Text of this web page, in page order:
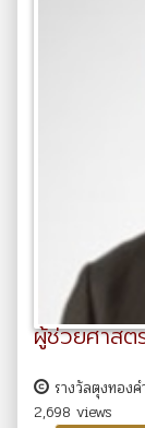
ผู้ช่วยศาสต
รางวัลตุงทองค
2,698 views